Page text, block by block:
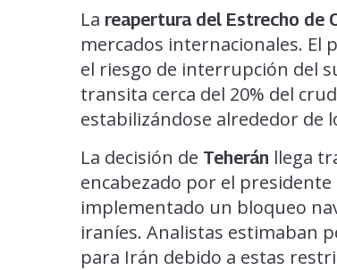
La reapertura del Estrecho de
mercados internacionales. El
el riesgo de interrupción del
transita cerca del 20% del
estabilizándose alrededor de
La decisión de Teherán llega
encabezado por el presidente
implementado un bloqueo
iraníes. Analistas estimaban
para Irán debido a estas